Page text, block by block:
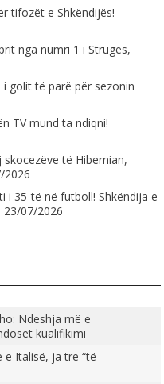
tifozët e Shkëndijës!
nga numri 1 i Strugës,
golit të parë për sezonin
TV mund ta ndiqni!
të Hibernian,
2026
i 35-të në futboll! Shkëndija e
23/07/2026
Ndeshja më e
kualifikimi
Italisë, ja tre “të